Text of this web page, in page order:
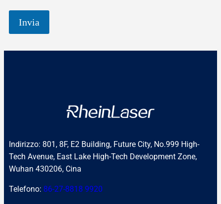
Invia
Indirizzo: 801, 8F, E2 Building, Future City, No.999 High-
Tech Avenue, East Lake High-Tech Development Zone,
Wuhan 430206, Cina
Telefono: 86-27-8818 9920